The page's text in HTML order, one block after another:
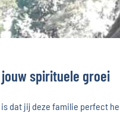
spirituele groei
dat jij deze familie perfect